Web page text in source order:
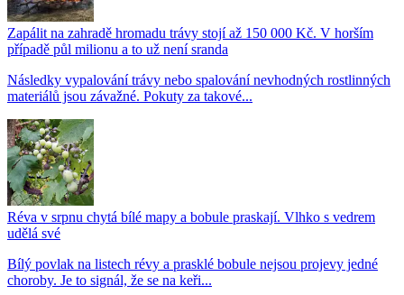
Zapálit na zahradě hromadu trávy stojí až 150 000 Kč. V horším
případě půl milionu a to už není sranda
Následky vypalování trávy nebo spalování nevhodných rostlinných
materiálů jsou závažné. Pokuty za takové...
Réva v srpnu chytá bílé mapy a bobule praskají. Vlhko s vedrem
udělá své
Bílý povlak na listech révy a prasklé bobule nejsou projevy jedné
choroby. Je to signál, že se na keři...